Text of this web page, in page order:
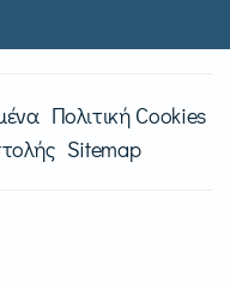
Πολιτική Cookies
Sitemap